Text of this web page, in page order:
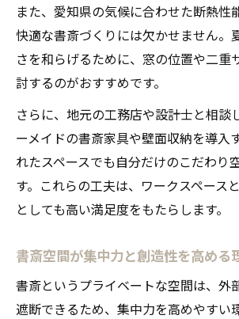
また、愛知県の気候に合わせた断熱性
快適な書斎づくりには欠かせません。
さを和らげるために、窓の位置や二重
討するのがおすすめです。
さらに、地元の工務店や設計士と相談
ーメイドの書斎家具や壁面収納を導入
れたスペースでも自分だけのこだわり
す。これらの工夫は、ワークスペース
としても高い満足度をもたらします。
書斎空間が集中力と創造性を高める
書斎というプライベートな空間は、外
遮断できるため、集中力を高めやすい